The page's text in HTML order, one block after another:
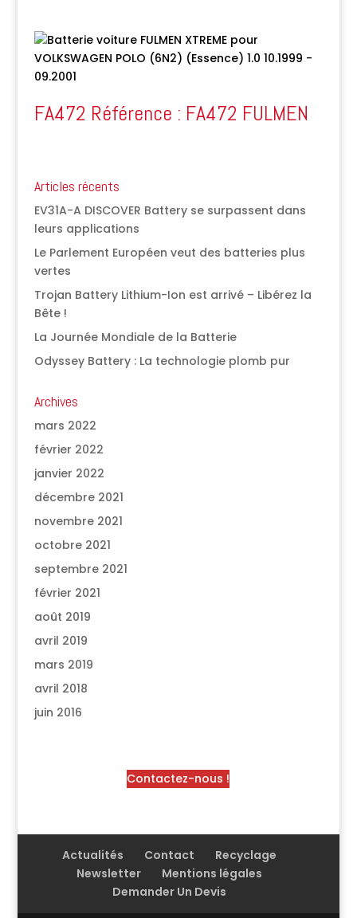
FA472 Référence : FA472 FULMEN
Articles récents
EV31A-A DISCOVER Battery se surpassent dans
leurs applications
Le Parlement Européen veut des batteries plus
vertes
Trojan Battery Lithium-Ion est arrivé – Libérez la
Bête !
La Journée Mondiale de la Batterie
Odyssey Battery : La technologie plomb pur
Archives
mars 2022
février 2022
janvier 2022
décembre 2021
novembre 2021
octobre 2021
septembre 2021
février 2021
août 2019
avril 2019
mars 2019
avril 2018
juin 2016
Contactez-nous !
Actualités Contact
Recyclage
Newsletter
Mentions légales
Demander Un Devis